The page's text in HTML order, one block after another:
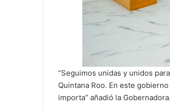
“Seguimos unidas y unidos
Quintana Roo. En este
importa” añadió la Gobernadora.